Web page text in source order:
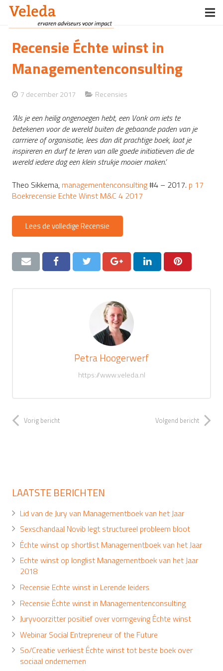
Boeken
Nieuws
Recensie Échte winst in
Managementenconsulting
7 december 2017 Recensies
‘Als je een heilig ongenoegen hebt, een Vonk om iets te
betekenen voor de wereld buiten de gebaande paden van je
carrriere of organisatie, lees dan dit prachtige boek, laat je
inspireren en durf te leren van alle goede initiatieven die de
wereld iedere dag een klein strukje mooier maken.’
Theo Sikkema, managementenconsulting#4 – 2017. p 17
Boekrecensie Echte Winst M&C 4 2017
Lees de volledige Recensie
Petra Hoogerwerf
https://www.veleda.nl
Vorig bericht Volgend bericht
LAATSTE BERICHTEN
Lid van de Jury van Managementboek van het Jaar
Sexschandaal Novib legt structureel probleem bloot
Échte winst op shortlist Managementboek van het Jaar
Echte winst op longlist Managementboek van het Jaar
2018
Recensie Echte winst in Lerende leiders
Recensie Échte winst in Managementenconsulting
Juryvoorzitter positief over vormgeving Échte winst
Webinar Social Entrepreneur of the Future
So/Creatie verkiest Échte winst tot beste boek over
sociaal ondernemen